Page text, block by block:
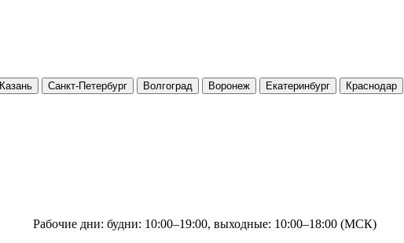
Казань Санкт-Петербург Волгоград Воронеж Екатеринбург Краснодар
Рабочие дни: будни: 10:00–19:00, выходные: 10:00–18:00 (МСК)